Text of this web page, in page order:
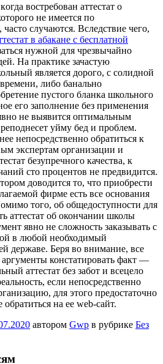
востребован аттестат о
не имеется по
случаются. Вследствие чего,
в абакане с бесплатной
нужной для чрезвычайно
На практике зачастую
является дорого, с солидной
либо банально
пустого бланка школьного
его заполнение без применения
не выявится оптимальным
уйму бед и проблем.
непосредственно обратиться к
экспертам организации и
безупречного качества, к
сто процентов не предвидится.
доводится то, что приобрести
фирме есть все основания
того, об общедоступности для
аттестат об окончании школы
явно не сложность заказывать с
в любой необходимый
державе. Беря во внимание, все
констатировать факт —
аттестат без забот и всецело
если непосредственно
для этого предостаточно
на ее web-сайт.
автором Gwp в рубрике Без